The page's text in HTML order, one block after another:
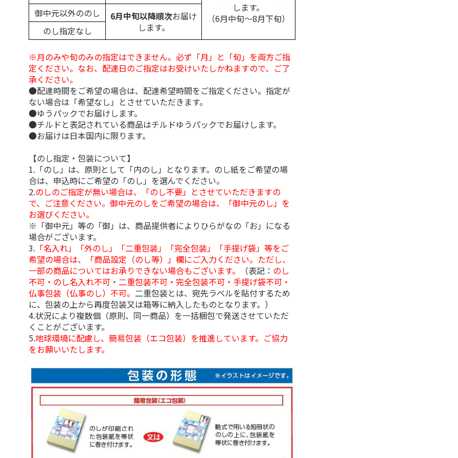
します。
（6月中旬～8月下旬）
御中元以外ののし 6月中旬以降順次お届け
します。
のし指定なし
※月のみや旬のみの指定はできません。必ず「月」と「旬」を両方ご指
定ください。なお、配達日のご指定はお受けいたしかねますので、ご了
承ください。
●配達時間をご希望の場合は、配達希望時間をご指定ください。指定が
ない場合は「希望なし」とさせていただきます。
●ゆうパックでお届けします。
●チルドと表記されている商品はチルドゆうパックでお届けします。
●お届けは日本国内に限ります。
【のし指定・包装について】
1.「のし」は、原則として「内のし」となります。のし紙をご希望の場
合は、申込時にご希望の「のし」を選んでください。
2.のしのご指定が無い場合は、「のし不要」とさせていただきますの
で、ご注意ください。御中元のしをご希望の場合は、「御中元のし」を
お選びください。
※「御中元」等の「御」は、商品提供者によりひらがなの「お」になる
場合がございます。
3. 「名入れ」「外のし」「二重包装」「完全包装」「手提げ袋」等をご
希望の場合は、「商品設定（のし等）」欄にご入力ください。ただし、
一部の商品についてはお承りできない場合もございます。
（表記： のし
不可・のし名入れ不可・二重包装不可・完全包装不可・手提げ袋不可・
仏事包装（仏事のし）不可。 二重包装とは、宛先ラベルを貼付するため
に、包装の上から再度包装又は箱等に納入したものとなります。）
4.状況により複数個（原則、同一商品）を一括梱包で発送させていただ
くことがございます。
5.地球環境に配慮し、簡易包装（エコ包装）を推進しています。ご協力
をお願いいたします。